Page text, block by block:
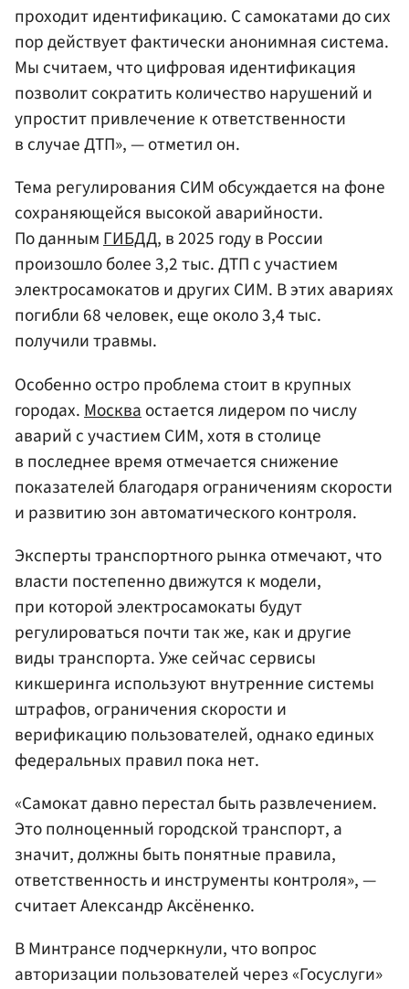
проходит идентификацию. С самокатами до сих
пор действует фактически анонимная система.
Мы считаем, что цифровая идентификация
позволит сократить количество нарушений и
упростит привлечение к ответственности
в случае ДТП», — отметил он.
Тема регулирования СИМ обсуждается на фоне
сохраняющейся высокой аварийности.
По даннымГИБДД, в 2025 году в России
произошло более 3,2 тыс. ДТП с участием
электросамокатов и других СИМ. В этих авариях
погибли 68 человек, еще около 3,4 тыс.
получили травмы.
Особенно остро проблема стоит в крупных
городах.Москваостается лидером по числу
аварий с участием СИМ, хотя в столице
в последнее время отмечается снижение
показателей благодаря ограничениям скорости
и развитию зон автоматического контроля.
Эксперты транспортного рынка отмечают, что
власти постепенно движутся к модели,
при которой электросамокаты будут
регулироваться почти так же, как и другие
виды транспорта. Уже сейчас сервисы
кикшеринга используют внутренние системы
штрафов, ограничения скорости и
верификацию пользователей, однако единых
федеральных правил пока нет.
«Самокат давно перестал быть развлечением.
Это полноценный городской транспорт, а
значит, должны быть понятные правила,
ответственность и инструменты контроля», —
считает Александр Аксёненко.
В Минтрансе подчеркнули, что вопрос
авторизации пользователей через «Госуслуги»